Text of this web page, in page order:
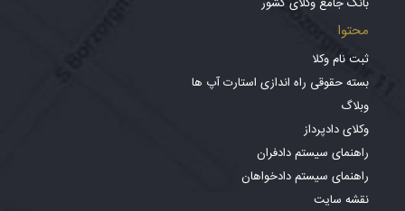
محتوا
ثبت نام وکلا
بسته حقوقی راه اندازی استارت آپ ها
وبلاگ
وکلای دادپرداز
راهنمای سیستم دادفران
راهنمای سیستم دادخواهان
نقشه سایت